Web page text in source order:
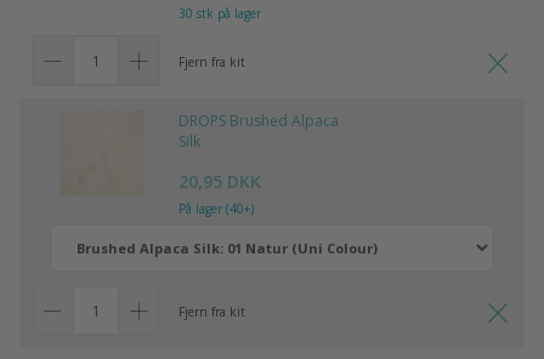
30 stk på lager
Fjern fra kit
DROPS Brushed Alpaca
Silk
20,95 DKK
På lager (40+)
Fjern fra kit